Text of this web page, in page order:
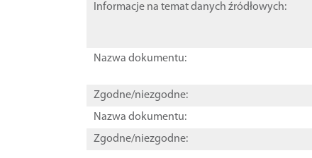
Informacje na temat danych źródłowych:
Nazwa dokumentu:
Zgodne/niezgodne:
Nazwa dokumentu:
Zgodne/niezgodne: